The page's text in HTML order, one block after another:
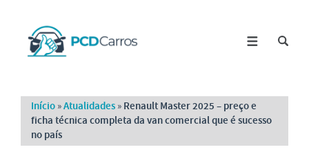
Início »Atualidades » Renault Master 2025 – preço e
ficha técnica completa da van comercial que é sucesso
no país